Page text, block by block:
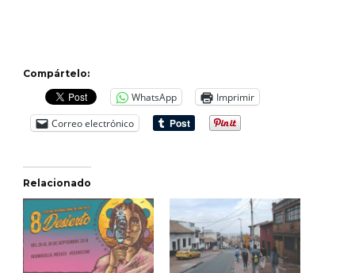
Compártelo:
WhatsApp
Imprimir
Correo electrónico
Relacionado